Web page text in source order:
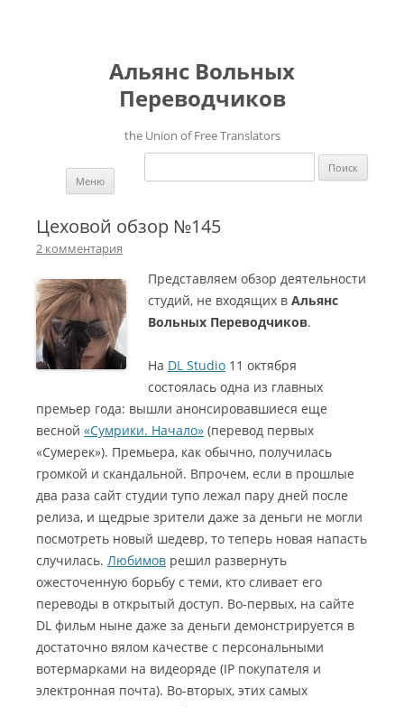
Альянс Вольных
Переводчиков
the Union of Free Translators
Найти:
Меню
Цеховой обзор №145
2 комментария
Представляем обзор деятельности
студий, не входящих в Альянс
Вольных Переводчиков.
На DL Studio 11 октября
состоялась одна из главных
премьер года: вышли анонсировавшиеся еще
весной «Сумрики. Начало» (перевод первых
«Сумерек»). Премьера, как обычно, получилась
громкой и скандальной. Впрочем, если в прошлые
два раза сайт студии тупо лежал пару дней после
релиза, и щедрые зрители даже за деньги не могли
посмотреть новый шедевр, то теперь новая напасть
случилась. Любимов решил развернуть
ожесточенную борьбу с теми, кто сливает его
переводы в открытый доступ. Во-первых, на сайте
DL фильм ныне даже за деньги демонстрируется в
достаточно вялом качестве с персональными
вотермарками на видеоряде (IP покупателя и
электронная почта). Во-вторых, этих самых